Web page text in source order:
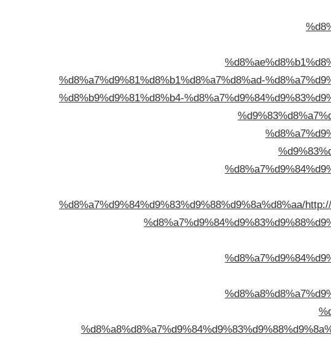
%d8%a7%d9%81%d8%b1%d8%a7%d8%ad-
%d8%b9%d9%81%d8%b4-
%d8%a7%d9%84%d9%83%d9%88%d9%8a%d8%aa/